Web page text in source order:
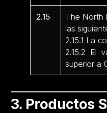
2.15
The North
las
2.15.1 La
2.15.2 El
superior a
3. Productos